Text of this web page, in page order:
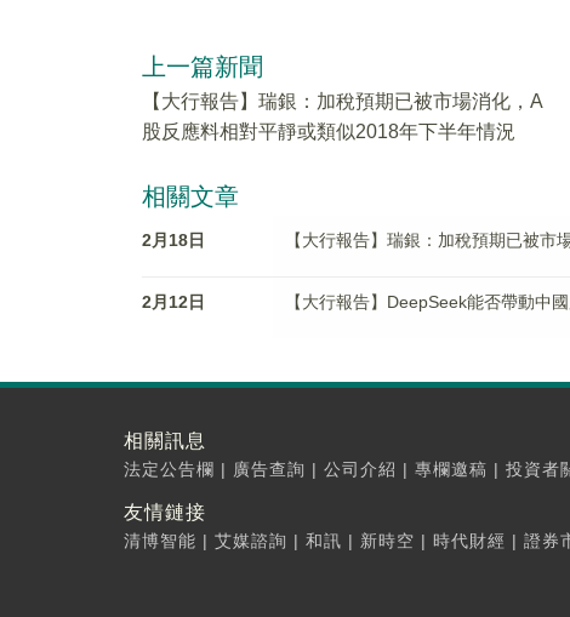
上一篇新聞
【大行報告】瑞銀：加稅預期已被市場消化，A
股反應料相對平靜或類似2018年下半年情況
相關文章
2月18日 【大行報告】瑞銀：加稅預期已被
2月12日 【大行報告】DeepSeek能否帶動中
相關訊息
法定公告欄 | 廣告查詢 | 公司介紹 | 專欄邀稿 | 投資者
友情鏈接
清博智能 | 艾媒諮詢 | 和訊 | 新時空 | 時代財經 | 證券